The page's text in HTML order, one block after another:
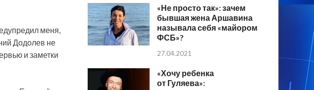
меня,
Додолев не
и заметки
«Не просто так»: зачем
бывшая жена Аршавина
называла себя «майором
ФСБ»?
27.04.2021
«Хочу ребенка
от Гуляева»: